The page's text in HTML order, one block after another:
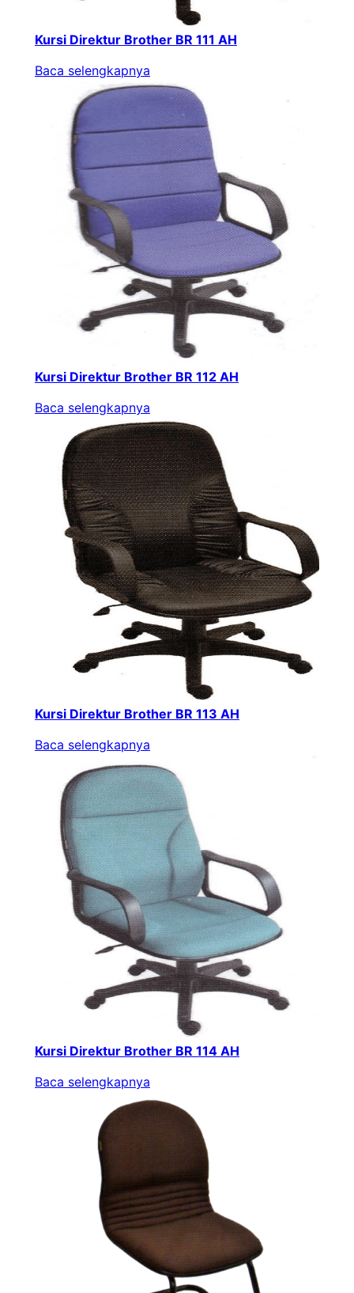
Kursi Direktur Brother BR 111 AH
Baca selengkapnya
Kursi Direktur Brother BR 112 AH
Baca selengkapnya
Kursi Direktur Brother BR 113 AH
Baca selengkapnya
Kursi Direktur Brother BR 114 AH
Baca selengkapnya